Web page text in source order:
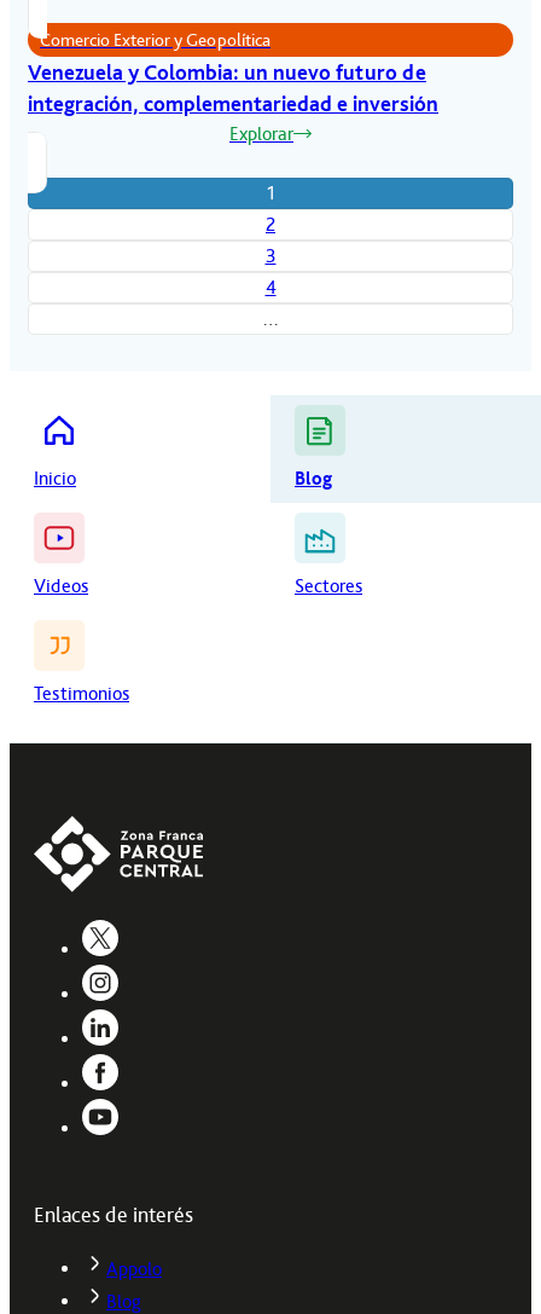
Inicio Blog
Videos Sectores
Testimonios
Comercio Exterior y Geopolítica
Venezuela y Colombia: un nuevo futuro de
integración, complementariedad e inversión
Explorar
1
2
3
4
Enlaces de interés
Appolo
Blog